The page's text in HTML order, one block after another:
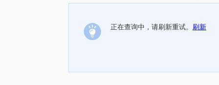
正在查询中，请刷新重试。 刷新